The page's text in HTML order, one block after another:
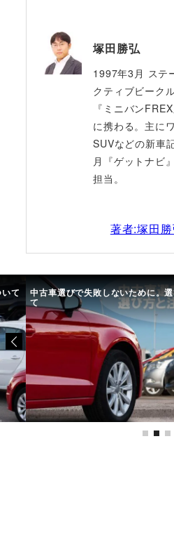
塚田勝弘
1997年3月 ステ
クティブビーク
『ミニバン
に携わる。主に
SUVなどの新車
月『ゲットナビ
担当。
著者:塚田
びで失敗しないために。選び方のコツや